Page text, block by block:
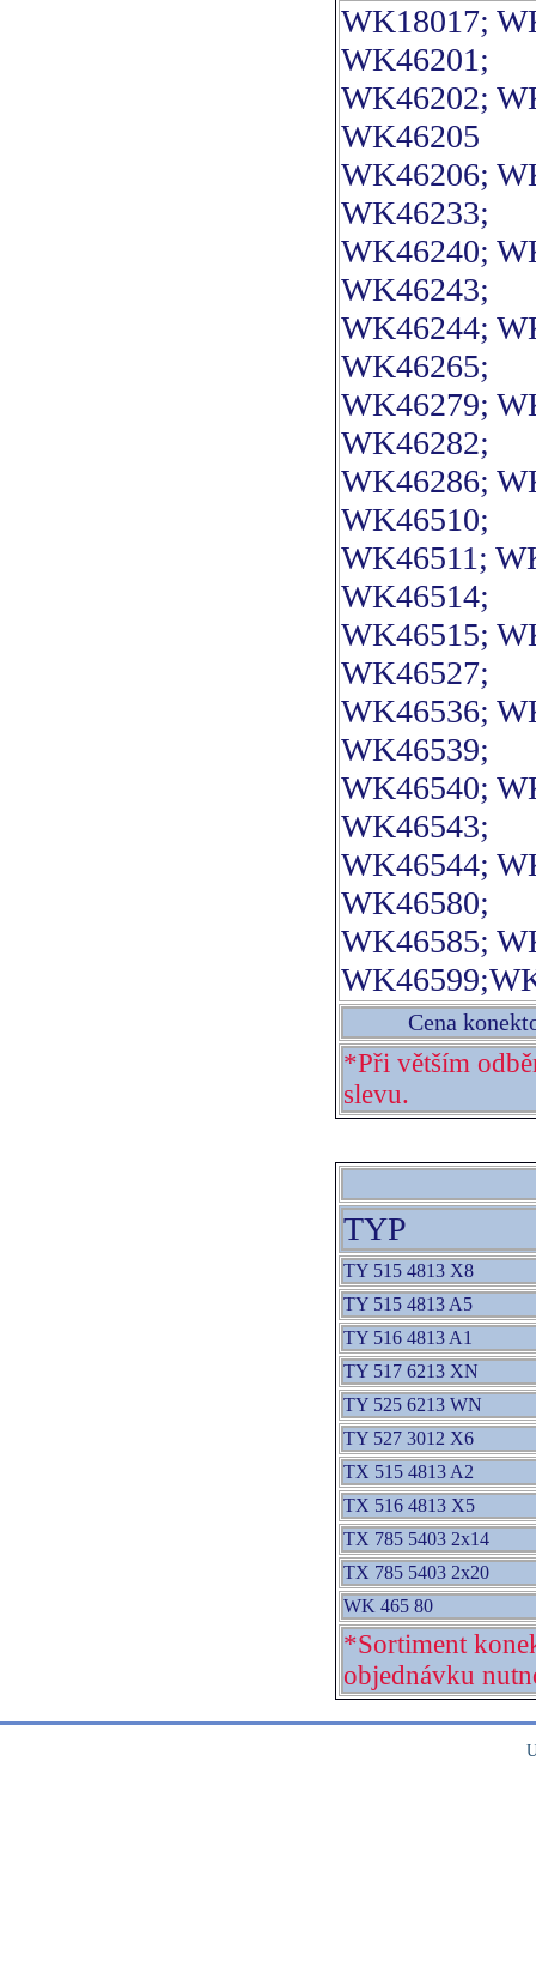
WK18017;
WK46201;
WK46202;
WK46205
WK46206;
WK46233;
WK46240;
WK46243;
WK46244;
WK46265;
WK46279;
WK46282;
WK46286;
WK46510;
WK46511;
WK46514;
WK46515;
WK46527;
WK46536;
WK46539;
WK46540;
WK46543;
WK46544;
WK46580;
WK46585;
Cena
*Při větším
slevu.
TYP
TY 515 4813 X8
TY 515 4813 A5
TY 516 4813 A1
TY 517 6213 XN
TY 525 6213 WN
TY 527 3012 X6
TX 515 4813 A2
TX 516 4813 X5
TX 785 5403 2x14
TX 785 5403 2x20
WK 465 80
*Sortiment
objednávku